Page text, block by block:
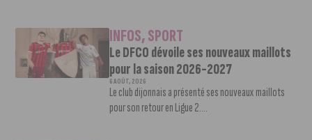
INFOS,SPORT
Le DFCO dévoile ses nouveaux maillots
pour la saison 2026-2027
6 AOÛT, 2026
Le club dijonnais a présenté ses nouveaux maillots
pour son retour en Ligue 2....